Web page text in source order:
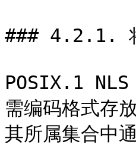
### 4.2.1. 将
POSIX.1
需编码格式存
其所属集合中